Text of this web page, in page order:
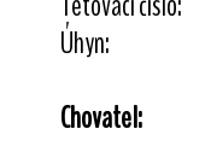
Úhyn:
Chovatel: